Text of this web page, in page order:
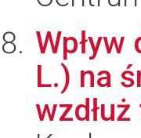
L.) na